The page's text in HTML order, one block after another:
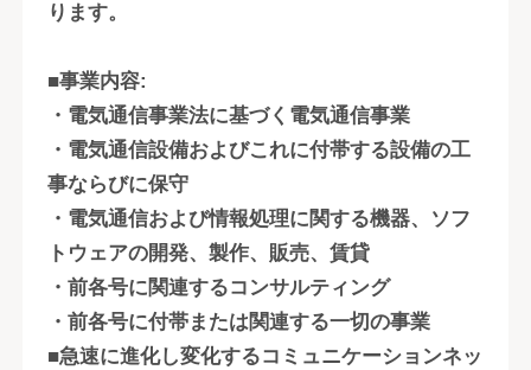
ります。
■事業内容:
・電気通信事業法に基づく電気通信事業
・電気通信設備およびこれに付帯する設備の工
事ならびに保守
・電気通信および情報処理に関する機器、ソフ
トウェアの開発、製作、販売、賃貸
・前各号に関連するコンサルティング
・前各号に付帯または関連する一切の事業
■急速に進化し変化するコミュニケーションネッ